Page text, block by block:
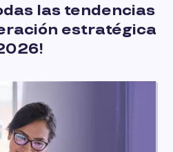
las tendencias
estratégica